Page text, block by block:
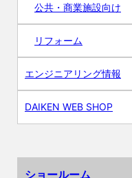
公共・商業施設向け
リフォーム
エンジニアリング情報
DAIKEN WEB SHOP
ショールーム